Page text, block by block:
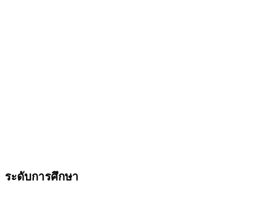
ระดับการศึกษา